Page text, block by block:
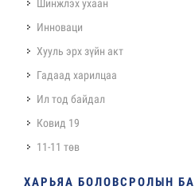
Шинжлэх ухаан
Инноваци
Хууль эрх зүйн акт
Гадаад харилцаа
Ил тод байдал
Ковид 19
11-11 төв
ХАРЬЯА БОЛОВСРОЛЫН